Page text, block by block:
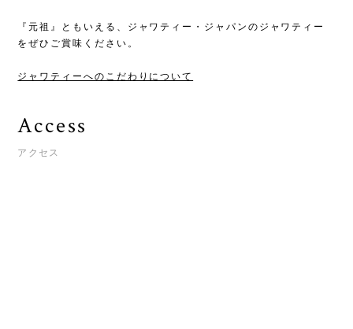
『元祖』ともいえる、ジャワティー・ジャパンのジャワティー
をぜひご賞味ください。
ジャワティーへのこだわりについて
Access
アクセス